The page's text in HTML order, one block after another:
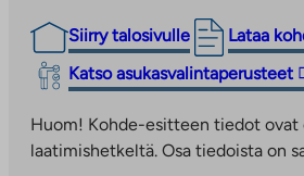
Siirry talosivulle Lataa
Linkki
vie
Linkki
aukeaa
Katso asukasvalintaperusteet
Linkki
vie
ulkopuoliseen
palveluun.
Huom! Kohde-esitteen tiedot ovat
laatimishetkeltä. Osa tiedoista on